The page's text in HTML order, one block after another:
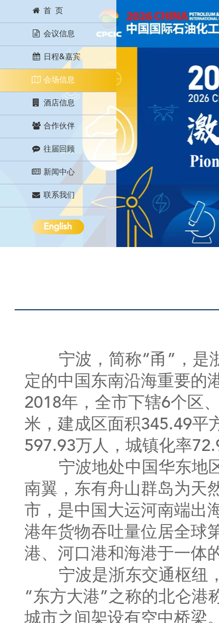
首 页
会议信息
日程&嘉宾
会场信息
酒店信息
合作伙伴
往届回顾
新闻中心
联系我们
English
宁波，简称“甬”，是浙
定的中国东南沿海重要的
2018年，全市下辖6个区
米，建成区面积345.49平
597.93万人，城镇化率
宁波地处中国华东地区
南翼，东有舟山群岛为天
市，是中国大运河南端出
港年货物吞吐量位居全球
港、河口港和海港于一体
宁波是浙东交通枢纽，
“东方大港”之称的北仑港
城市之间架设有空中桥梁